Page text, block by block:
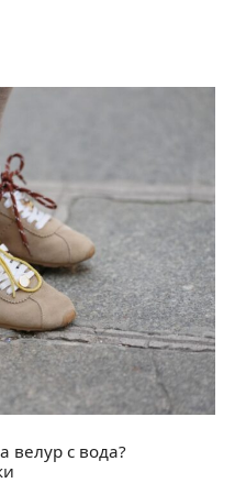
велур с вода?